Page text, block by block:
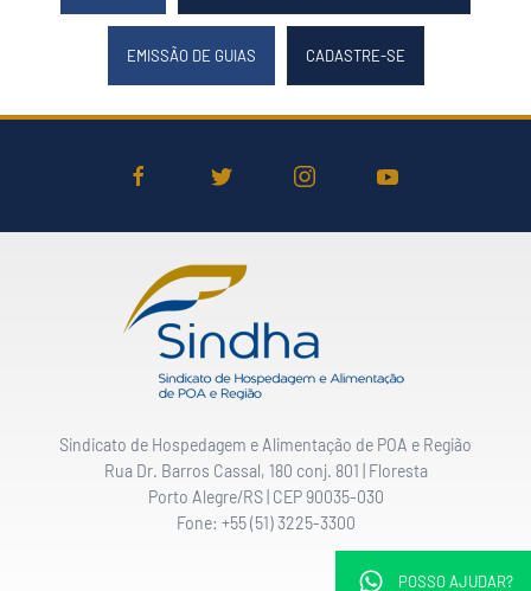
POSSO AJUDAR?
EMISSÃO DE GUIAS CADASTRE-SE
Sindicato de Hospedagem e Alimentação de POA e Região
Rua Dr. Barros Cassal, 180 conj. 801 | Floresta
Porto Alegre/RS | CEP 90035-030
Fone: +55 (51) 3225-3300